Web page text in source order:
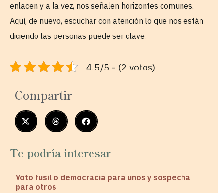
enlacen y a la vez, nos señalen horizontes comunes.
Aquí, de nuevo, escuchar con atención lo que nos están
diciendo las personas puede ser clave.
4.5/5 - (2 votos)
Compartir
Te podría interesar
Voto fusil o democracia para unos y sospecha
para otros